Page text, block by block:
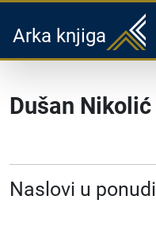
Arka knjiga
Dušan Nikolić
Naslovi u ponudi